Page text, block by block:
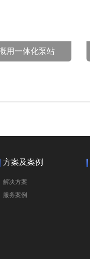
用一体化泵站
方案及案例
解决方案
服务案例